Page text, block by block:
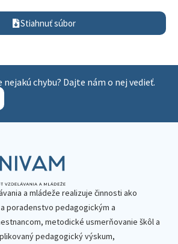
Stiahnuť súbor
chybu? Dajte nám o nej vedieť.
a mládeže realizuje činnosti ako
poradenstvo pedagogickým a
metodické usmerňovanie škôl a
pedagogický výskum,